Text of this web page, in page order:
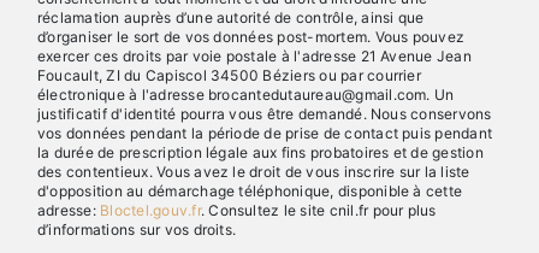
réclamation auprès d’une autorité de contrôle, ainsi que
d’organiser le sort de vos données post-mortem. Vous pouvez
exercer ces droits par voie postale à l'adresse 21 Avenue Jean
Foucault, ZI du Capiscol 34500 Béziers ou par courrier
électronique à l'adresse brocantedutaureau@gmail.com. Un
justificatif d'identité pourra vous être demandé. Nous conservons
vos données pendant la période de prise de contact puis pendant
la durée de prescription légale aux fins probatoires et de gestion
des contentieux. Vous avez le droit de vous inscrire sur la liste
d'opposition au démarchage téléphonique, disponible à cette
adresse: Bloctel.gouv.fr. Consultez le site cnil.fr pour plus
d’informations sur vos droits.